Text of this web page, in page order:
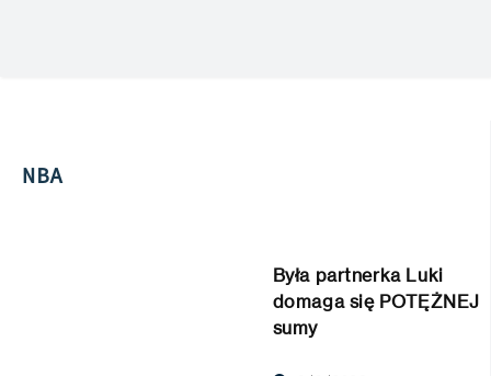
NBA
Była partnerka Luki
domaga się POTĘŻNEJ
sumy